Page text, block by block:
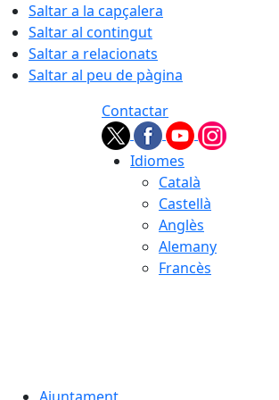
Saltar a la capçalera
Saltar al contingut
Saltar a relacionats
Saltar al peu de pàgina
Contactar
Idiomes
Català
Castellà
Anglès
Alemany
Francès